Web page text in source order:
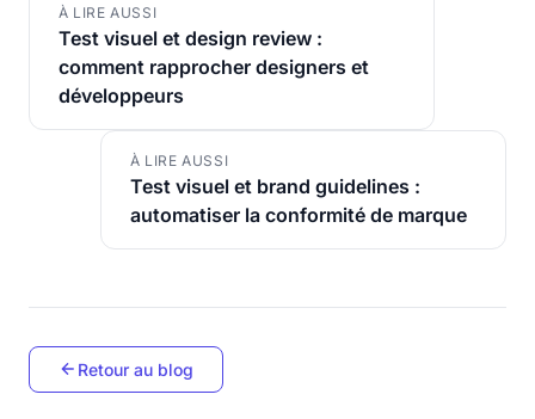
À LIRE AUSSI
Test visuel et design review :
comment rapprocher designers et
développeurs
À LIRE AUSSI
Test visuel et brand guidelines :
automatiser la conformité de marque
Retour au blog